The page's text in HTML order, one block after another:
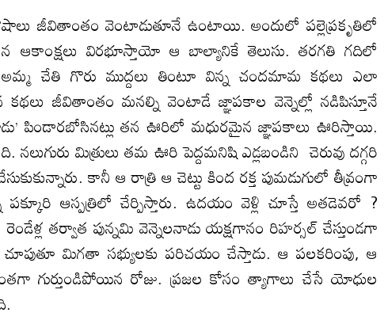
జీవితాంతం వెంటాడుతూనే ఉంటాయి. అందులో పల్లెప్రకృతిలో
ఆకాంక్షలు విరభూస్తాయో ఆ బాల్యానికే తెలుసు. తరగతి గదిలో
చేతి గొరు ముద్దలు తింటూ విన్న చందమామ కథలు ఎలా
జీవితాంతం మనల్ని వెంటాడే జ్ఞాపకాల వెన్నెల్లో నడిపిస్తూనే
పిండారబోసినట్లు తన ఊరిలో మధురమైన జ్ఞాపకాలు ఊరిస్తాయి.
మిత్రులు తమ ఊరి పెద్దమనిషి ఎడ్లబండిని చెరువు దగ్గరి
కానీ ఆ రాత్రి ఆ చెట్టు కింద రక్త పుమడుగులో తీవ్రంగా
ఆస్పత్రిలో చేర్పిస్తారు. ఉదయం వెళ్లి చూస్తే అతడెవరో ?
తర్వాత పున్నమి వెన్నెలనాడు యక్షగానం రిహర్సల్‍ చేస్తుండగా
మిగతా సభ్యులకు పరిచయం చేస్తాడు. ఆ పలకరింపు, ఆ
గుర్తుండిపోయిన రోజు. ప్రజల కోసం త్యాగాలు చేసే యోధుల